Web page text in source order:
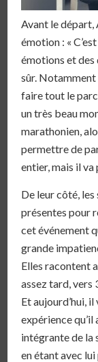
Avant le départ,
émotion : «
émotions et des
sûr. Notamment
faire tout le
un très beau
marathonien,
permettre de
entier, mais il
De leur côté,
présentes pour
cet événement
grande
Elles racontent
assez tard, vers
Et aujourd’hui,
expérience
intégrante de la
en étant avec